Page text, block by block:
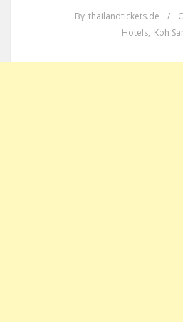
By thailandtickets.de /
Hotels, Koh